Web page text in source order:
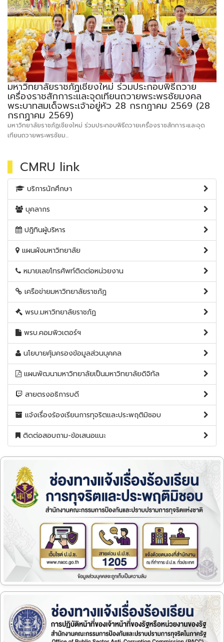
มหาวิทยาลัยราชภัฏเชียงใหม่ ร่วมประกอบพิธีถวาย
เครื่องราชสักการะและจุดเทียนถวายพระพรชัยมงคล
พระบาทสมเด็จพระเจ้าอยู่หัว 28 กรกฎาคม 2569 (28
กรกฏาคม 2569)
มหาวิทยาลัยราชภัฏเชียงใหม่ ร่วมประกอบพิธีถวายเครื่องราชสักการะและจุด
เทียนถวายพระพรชัยม...
CMRU link
บริการนักศึกษา
บุคลากร
ปฎิทินผู้บริหาร
แผนผังมหาวิทยาลัย
หมายเลขโทรศัพท์ติดต่อหน่วยงาน
เครือข่ายมหาวิทยาลัยราชภัฏ
พรบ.มหาวิทยาลัยราชภัฏ
พรบ.คอมพิวเตอร์ฯ
นโยบายคุ้มครองข้อมูลส่วนบุคคล
แผนพัฒนามหาวิทยาลัยเป็นมหาวิทยาลัยดิจิทัล
สายตรงอธิการบดี
แจ้งเรื่องร้องเรียนการทุจริตและประพฤติมิชอบ
ติดต่อสอบถาม-ข้อเสนอแนะ